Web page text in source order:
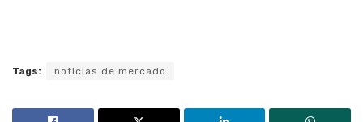
Tags: noticias de mercado